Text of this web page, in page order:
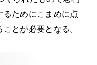
ためにこまめに点
とが必要となる。